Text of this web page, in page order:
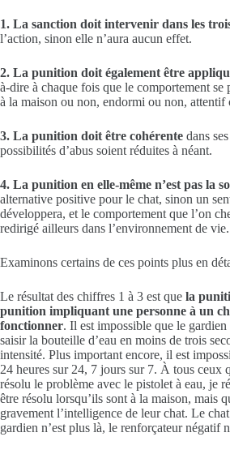
1. La sanction doit intervenir dans les
l’action, sinon elle n’aura aucun effet.
2. La punition doit également être
à-dire à chaque fois que le comportement
à la maison ou non, endormi ou non, attentif
3. La punition doit être cohérente dans
possibilités d’abus soient réduites à néant.
4. La punition en elle-même n’est pas la
alternative positive pour le chat, sinon un
développera, et le comportement que l’on
redirigé ailleurs dans l’environnement de vie.
Examinons certains de ces points plus en
Le résultat des chiffres 1 à 3 est que la
punition impliquant une personne à un
fonctionner. Il est impossible que le
saisir la bouteille d’eau en moins de trois
intensité. Plus important encore, il est
24 heures sur 24, 7 jours sur 7. À tous ceux
résolu le problème avec le pistolet à eau, je
être résolu lorsqu’ils sont à la maison, mais
gravement l’intelligence de leur chat. Le
gardien n’est plus là, le renforçateur négatif